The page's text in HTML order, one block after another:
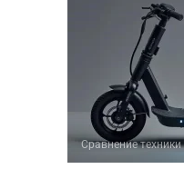
Сравнение техники